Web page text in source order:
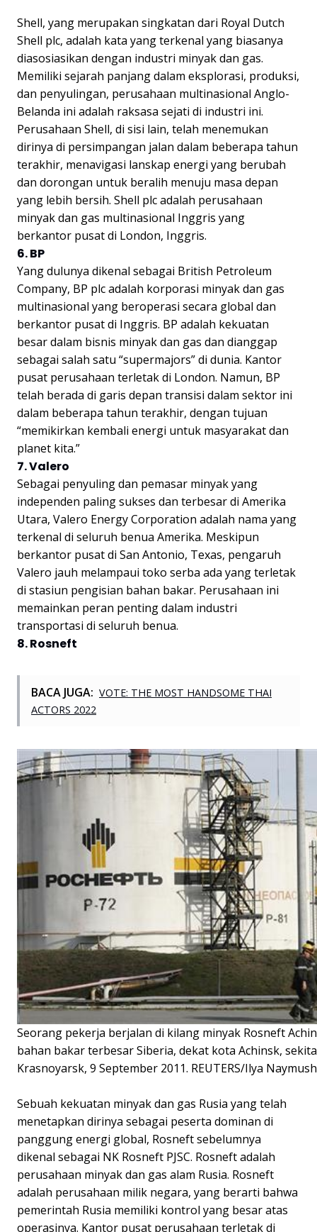
Shell, yang merupakan singkatan dari Royal Dutch
Shell plc, adalah kata yang terkenal yang biasanya
diasosiasikan dengan industri minyak dan gas.
Memiliki sejarah panjang dalam eksplorasi, produksi,
dan penyulingan, perusahaan multinasional Anglo-
Belanda ini adalah raksasa sejati di industri ini.
Perusahaan Shell, di sisi lain, telah menemukan
dirinya di persimpangan jalan dalam beberapa tahun
terakhir, menavigasi lanskap energi yang berubah
dan dorongan untuk beralih menuju masa depan
yang lebih bersih. Shell plc adalah perusahaan
minyak dan gas multinasional Inggris yang
berkantor pusat di London, Inggris.
6. BP
Yang dulunya dikenal sebagai British Petroleum
Company, BP plc adalah korporasi minyak dan gas
multinasional yang beroperasi secara global dan
berkantor pusat di Inggris. BP adalah kekuatan
besar dalam bisnis minyak dan gas dan dianggap
sebagai salah satu “supermajors” di dunia. Kantor
pusat perusahaan terletak di London. Namun, BP
telah berada di garis depan transisi dalam sektor ini
dalam beberapa tahun terakhir, dengan tujuan
“memikirkan kembali energi untuk masyarakat dan
planet kita.”
7. Valero
Sebagai penyuling dan pemasar minyak yang
independen paling sukses dan terbesar di Amerika
Utara, Valero Energy Corporation adalah nama yang
terkenal di seluruh benua Amerika. Meskipun
berkantor pusat di San Antonio, Texas, pengaruh
Valero jauh melampaui toko serba ada yang terletak
di stasiun pengisian bahan bakar. Perusahaan ini
memainkan peran penting dalam industri
transportasi di seluruh benua.
8. Rosneft
BACA JUGA: VOTE: THE MOST HANDSOME THAI
ACTORS 2022
Seorang pekerja berjalan di kilang minyak Rosneft
bahan bakar terbesar Siberia, dekat kota Achinsk,
Krasnoyarsk, 9 September 2011. REUTERS/Ilya
Sebuah kekuatan minyak dan gas Rusia yang telah
menetapkan dirinya sebagai peserta dominan di
panggung energi global, Rosneft sebelumnya
dikenal sebagai NK Rosneft PJSC. Rosneft adalah
perusahaan minyak dan gas alam Rusia. Rosneft
adalah perusahaan milik negara, yang berarti bahwa
pemerintah Rusia memiliki kontrol yang besar atas
operasinya. Kantor pusat perusahaan terletak di